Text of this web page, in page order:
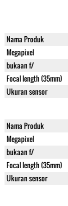
Nama Produk
Megapixel
bukaan f/
Focal length (35mm)
Ukuran sensor
Nama Produk
Megapixel
bukaan f/
Focal length (35mm)
Ukuran sensor